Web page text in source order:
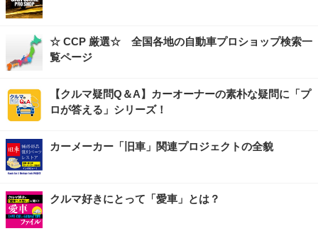
☆ CCP 厳選☆ 全国各地の自動車プロショップ検索一
覧ページ
【クルマ疑問Q＆A】カーオーナーの素朴な疑問に「プ
ロが答える」シリーズ！
カーメーカー「旧車」関連プロジェクトの全貌
クルマ好きにとって「愛車」とは？